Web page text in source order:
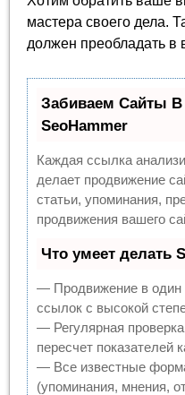
мастера своего дела.
должен преобладать в
Забиваем Сайты
SeoHammer
Каждая ссылка
делает продвижение
статьи, упоминания,
продвижения вашего
Что умеет делать
— Продвижение в один
ссылок с высокой
— Регулярная
пересчет показателей
— Все известные
(упоминания, мнения,